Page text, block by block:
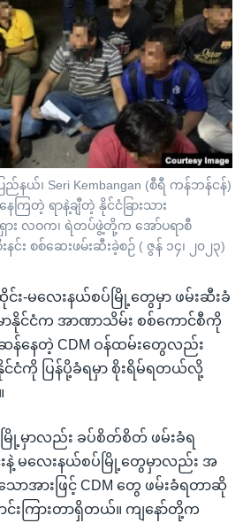
ည်နယ်၊ Seri Kembangan (စီရီ ကန်ဘန်ငန်)
ကြတဲ့ ရာနဲ့ချီတဲ့ နိုင်ငံခြားသား
း လဝက၊ ရဲတပ်ဖွဲ့တို့က အော်ပရာစီ
း စစ်ဆေးဖမ်းဆီးခဲ့စဉ် ( ဇွန် ၁၄၊ ၂၀၂၃)
း-မလေးနယ်စပ်မြို့တွေမှာ ဖမ်းဆီးခံ
ာနိုင်ငံက အာဏာသိမ်း စစ်ကောင်စီကို
နေတဲ့ CDM ဝန်ထမ်းတွေလည်း
နိုင်ငံကို ပြန်ပို့ခံရမှာ စိုးရိမ်ရတယ်လို့
ြို့မှာလည်း ခပ်စိတ်စိတ် ဖမ်းခံရ
နဲ့ မလေးနယ်စပ်မြို့တွေမှာလည်း အ
ောအားဖြင့် CDM တွေ ဖမ်းခံရတာဆို
င်းကြားတာရှိတယ်။ ကျနော်တို့က